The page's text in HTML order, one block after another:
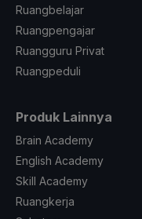
Ruangbelajar
Ruangpengajar
Ruangguru Privat
Ruangpeduli
Produk Lainnya
Brain Academy
English Academy
Skill Academy
Ruangkerja